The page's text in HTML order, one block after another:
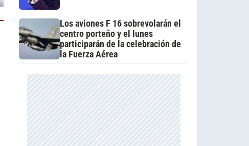
Los aviones F 16 sobrevolarán el
centro porteño y el lunes
participarán de la celebración de
la Fuerza Aérea